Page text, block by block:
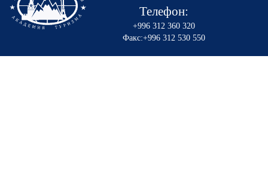
Телефон:
+996 312 360 320
Факс:+996 312 530 550